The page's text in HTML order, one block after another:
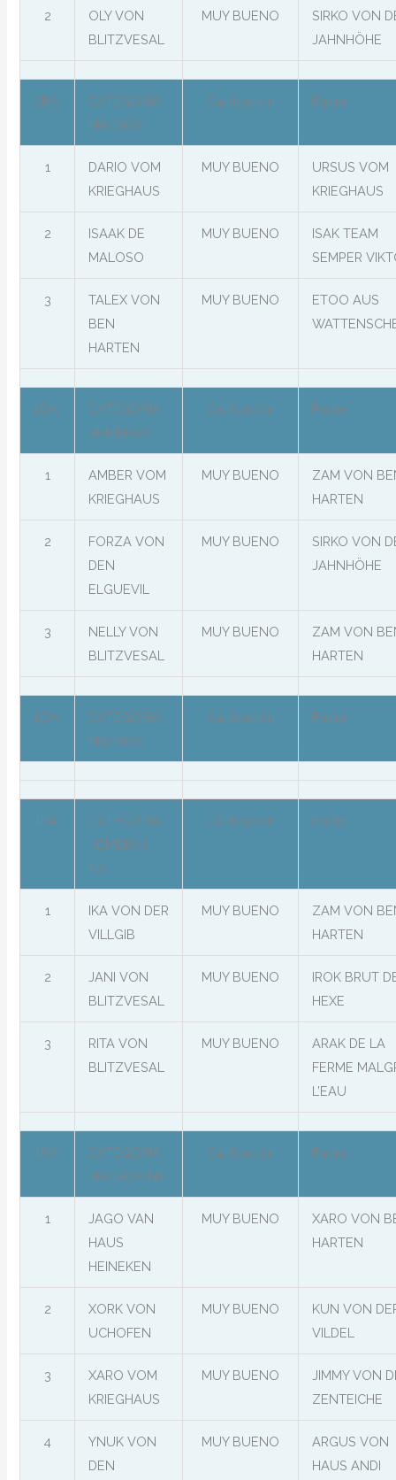
2
OLY VON
BLITZVESAL
MUY BUENO
SIRKO VON
JAHNHÖHE
3RA.
CATEGORIA
MACHOS
Calificación Padre
1
DARIO VOM
KRIEGHAUS
MUY BUENO
URSUS VOM
KRIEGHAUS
2
ISAAK DE
MALOSO
MUY BUENO
ISAK TEAM
SEMPER
3
TALEX VON
BEN
HARTEN
MUY BUENO
ETOO AUS
2DA.
CATEGORIA
HEMBRAS
Calificación Padre
1
AMBER VOM
KRIEGHAUS
MUY BUENO
ZAM VON
HARTEN
2
FORZA VON
DEN
ELGUEVIL
MUY BUENO
SIRKO VON
JAHNHÖHE
3
NELLY VON
BLITZVESAL
MUY BUENO
ZAM VON
HARTEN
2DA.
CATEGORIA
MACHOS
Calificación Padre
1RA.
CATEGORIA
HEMBRAS
NS
Calificación Padre
1
IKA VON DER
VILLGIB
MUY BUENO
ZAM VON
HARTEN
2
JANI VON
BLITZVESAL
MUY BUENO
IROK BRUT
HEXE
3
RITA VON
BLITZVESAL
MUY BUENO
ARAK DE LA
FERME
L’EAU
1RA.
CATEGORIA
MACHOS NS
Calificación Padre
1
JAGO VAN
HAUS
HEINEKEN
MUY BUENO
XARO VON
HARTEN
2
XORK VON
UCHOFEN
MUY BUENO
KUN VON
VILDEL
3
XARO VOM
KRIEGHAUS
MUY BUENO
JIMMY VON
ZENTEICHE
4
YNUK VON
DEN
MUY BUENO
ARGUS VON
HAUS ANDI